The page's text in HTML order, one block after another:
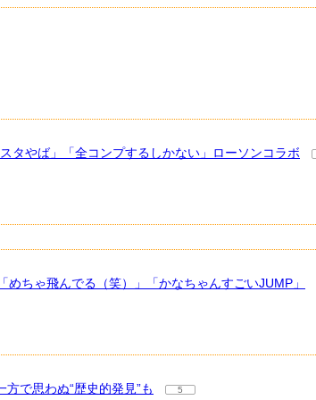
タやば」「全コンプするしかない」ローソンコラボ
ちゃ飛んでる（笑）」「かなちゃんすごいJUMP」
で思わぬ“歴史的発見”も 5